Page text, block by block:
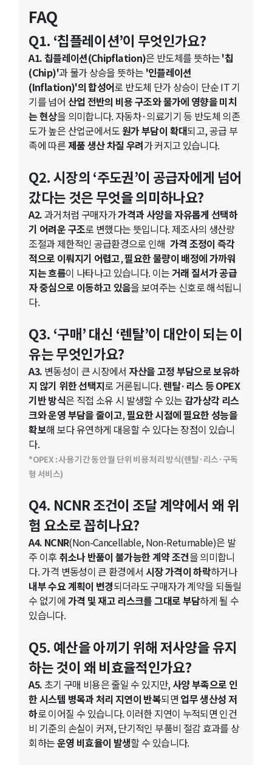
FAQ
Q1. ‘칩플레이션’이 무엇인가요?
A1.칩플레이션(Chipflation)은 반도체를 뜻하는'칩
(Chip)'과 물가 상승을 뜻하는 '인플레이션
(Inflation)'의 합성어로 반도체 단가 상승이 단순 IT 기
기를 넘어 산업 전반의 비용 구조와 물가에 영향을 미치
는 현상을 의미합니다. 자동차·의료기기 등 반도체 의존
도가 높은 산업군에서도 원가 부담이 확대되고, 공급 부
족에 따른제품 생산 차질 우려가 커지고 있습니다.
Q2. 시장의 ‘주도권’이 공급자에게 넘어
갔다는 것은 무엇을 의미하나요?
A2.과거처럼 구매자가가격과 사양을 자유롭게 선택하
기 어려운 구조로 변했다는 뜻입니다. 제조사의 생산량
조절과 제한적인 공급환경으로 인해 가격 조정이 즉각
적으로 이뤄지기 어렵고,필요한 물량이 배정에 가까워
지는 흐름이 나타나고 있습니다. 이는거래 질서가 공급
자 중심으로 이동하고 있음을 보여주는 신호로 해석됩니
다.
Q3. ‘구매’ 대신 ‘렌탈’이 대안이 되는 이
유는 무엇인가요?
A3. 변동성이 큰 시장에서 자산을 고정 부담으로 보유하
지 않기 위한 선택지로 거론됩니다. 렌탈·리스 등 OPEX
기반 방식은 직접 소유 시 발생할 수 있는감가상각 리스
크와 운영 부담을 줄이고,필요한 시점에 필요한 성능을
확보해 보다 유연하게 대응할 수 있다는 장점이 있습니
다.
*OPEX : 사용 기간 동안 월 단위 비용 처리 방식(렌탈·리스·구독
형 서비스)
Q4. NCNR 조건이 조달 계약에서 왜 위
험 요소로 꼽히나요?
A4. NCNR(Non-Cancellable, Non-Returnable)은 발
주 이후 취소나 반품이 불가능한 계약 조건을 의미합니
다. 가격 변동성이 큰 환경에서 시장 가격이 하락하거나
내부 수요 계획이 변경되더라도 구매자가 계약을 되돌릴
수 없기에 가격 및 재고 리스크를 그대로 부담하게 될 수
있습니다.
Q5. 예산을 아끼기 위해 저사양을 유지
하는 것이 왜 비효율적인가요?
A5. 초기 구매 비용은 줄일 수 있지만,사양 부족으로 인
한 시스템 병목과 처리 지연이 반복되면 업무 생산성 저
하로 이어질 수 있습니다. 이러한 지연이 누적되면 인건
비 기준의 손실이 커져, 단기적인 부품비 절감 효과를 상
회하는운영 비효율이 발생할 수 있습니다.